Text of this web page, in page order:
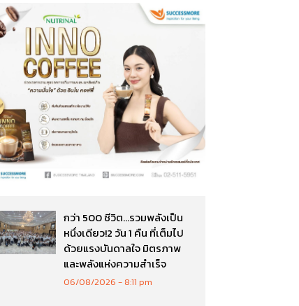
กว่า 500 ชีวิต…รวมพลังเป็น
หนึ่งเดียว!2 วัน 1 คืน ที่เต็มไป
ด้วยแรงบันดาลใจ มิตรภาพ
และพลังแห่งความสำเร็จ
06/08/2026 8:11 pm